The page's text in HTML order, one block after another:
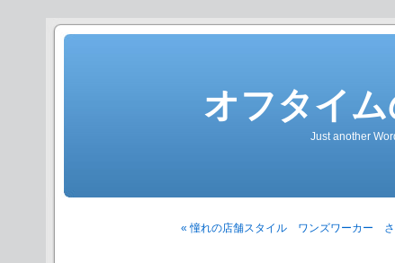
オフタイ
Just another
« 憧れの店舗スタイル ワンズワーカー